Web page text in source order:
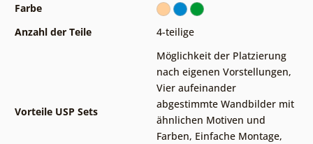
Farbe
Anzahl der Teile
4-teilige
Vorteile USP Sets
Möglichkeit der Platzierung
nach eigenen Vorstellungen,
Vier aufeinander
abgestimmte Wandbilder mit
ähnlichen Motiven und
Farben, Einfache Montage,